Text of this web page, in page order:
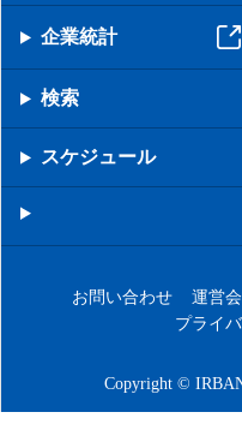
企業統計
検索
スケジュール
お問い合わせ 運営
プライ
Copyright ©